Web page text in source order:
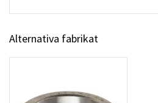
Alternativa fabrikat